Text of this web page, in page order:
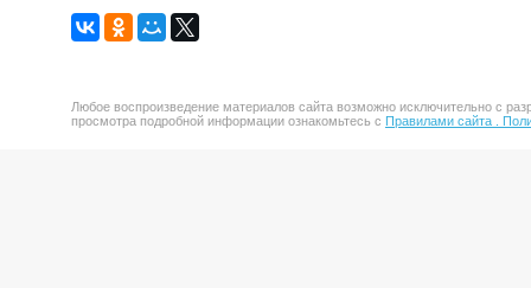
Любое воспроизведение материалов сайта возможно исключительно с
просмотра подробной информации ознакомьтесь с Правилами сайта .